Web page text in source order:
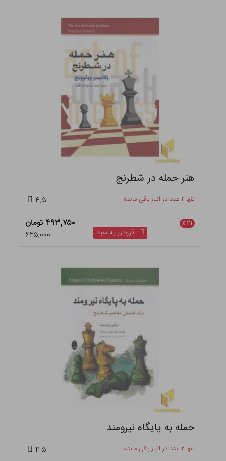
هنر حمله در شطرنج
تنها ۲ عدد در انبار باقی مانده ۴.۵
۲۱ ٪
۴۹۳,۷۵۰ تومان
۶۲۵,۰۰۰
افزودن به سبد
حمله به پایگاه نیرومند
تنها ۲ عدد در انبار باقی مانده ۴.۵